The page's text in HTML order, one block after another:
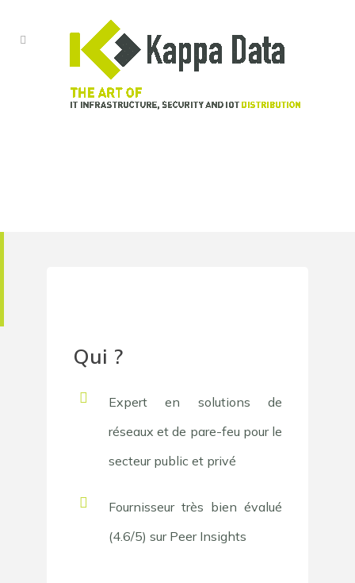
Qui ?
Expert en solutions de
réseaux et de pare-feu pour le
secteur public et privé
Fournisseur très bien évalué
(4.6/5) sur Peer Insights